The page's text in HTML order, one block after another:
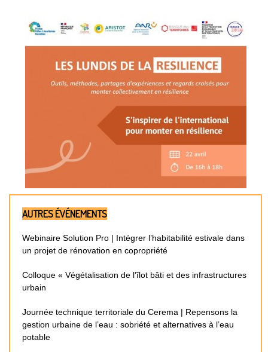
AUTRES ÉVÉNEMENTS
Webinaire Solution Pro | Intégrer l’habitabilité estivale dans
un projet de rénovation en copropriété
Colloque « Végétalisation de l’îlot bâti et des infrastructures
urbain
Journée technique territoriale du Cerema | Repensons la
gestion urbaine de l’eau : sobriété et alternatives à l’eau
potable